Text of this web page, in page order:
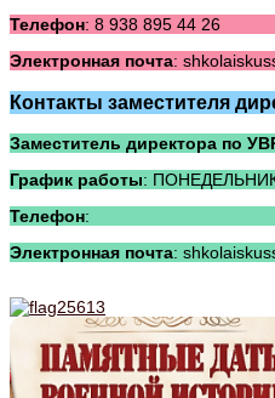
Телефон: 8 938 895 44 26
Электронная почта:
Контакты заместителя
Заместитель директора по
График работы:
Телефон:
Электронная почта: